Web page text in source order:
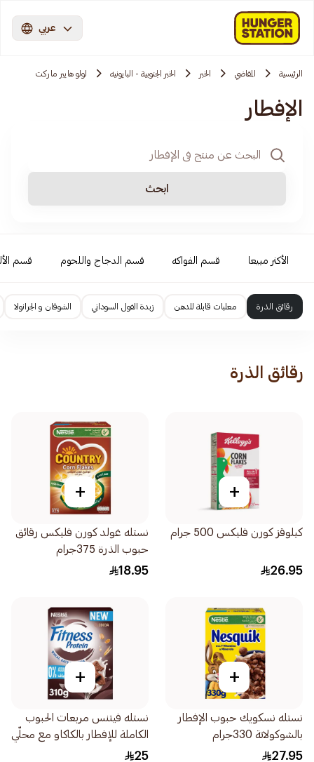
عربي
الرئيسية المقاضي الخبر الخبر الجنوبية - البايونيه لولو هايبر ماركت
الإفطار
ابحث
الأكثر مبيعا قسم الفواكه قسم الدجاج واللحوم قسم
رقائق الذرة معلبات قابلة للدهن زبدة الفول السوداني الشوفان و الجرانولا
رقائق الذرة
+
كيلوقز كورن فليكس 500 جرام
26.95
+
نستله غولد كورن فليكس رقائق
حبوب الذرة 375جرام
18.95
+
نستله نسكويك حبوب الإفطار
بالشوكولاتة 330جرام
27.95
+
نستله فيتنس مربعات الحبوب
الكاملة للإفطار بالكاكاو مع محلّي
0% سكّر مضاف 310جرام
25